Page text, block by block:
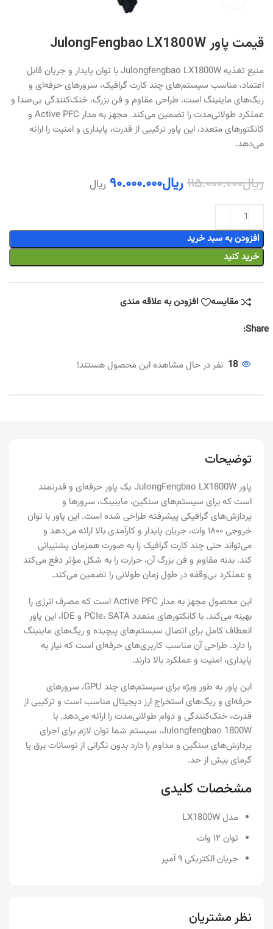
قیمت پاور JulongFengbao LX1800W
منبع تغذیه Julongfengbao LX1800W با توان پایدار و جریان قابل
اعتماد، مناسب سیستم‌های چند کارت گرافیک، سرورهای حرفه‌ای و
ریگ‌های ماینینگ است. طراحی مقاوم و فن بزرگ، خنک‌کنندگی بی‌صدا و
عملکرد طولانی‌مدت را تضمین می‌کند. مجهز به مدار Active PFC و
کانکتورهای متعدد، این پاور ترکیبی از قدرت، پایداری و امنیت را ارائه
می‌دهد.
ریال۱۱۵.۰۰۰.۰۰۰ریال۹۰.۰۰۰.۰۰۰ ریال
افزودن به سبد خرید
خرید کنید
مقایسه
افزودن به علاقه مندی
Share:
18 نفر در حال مشاهده این محصول هستند!
توضیحات
پاور JulongFengbao LX1800W یک پاور حرفه‌ای و قدرتمند
است که برای سیستم‌های سنگین، ماینینگ، سرورها و
پردازش‌های گرافیکی پیشرفته طراحی شده است. این پاور با توان
خروجی ۱۸۰۰ وات، جریان پایدار و کارآمدی بالا ارائه می‌دهد و
می‌تواند حتی چند کارت گرافیک را به صورت همزمان پشتیبانی
کند. بدنه مقاوم و فن بزرگ آن، حرارت را به شکل مؤثر دفع می‌کند
و عملکرد بی‌وقفه در طول زمان طولانی را تضمین می‌کند.
این محصول مجهز به مدار Active PFC است که مصرف انرژی را
بهینه می‌کند. با کانکتورهای متعدد PCIe، SATA و IDE، این پاور
انعطاف کامل برای اتصال سیستم‌های پیچیده و ریگ‌های ماینینگ
را دارد. طراحی آن مناسب کاربری‌های حرفه‌ای است که نیاز به
پایداری، امنیت و عملکرد بالا دارند.
این پاور به طور ویژه برای سیستم‌های چند GPU، سرورهای
حرفه‌ای و ریگ‌های استخراج ارز دیجیتال مناسب است و ترکیبی از
قدرت، خنک‌کنندگی و دوام طولانی‌مدت را ارائه می‌دهد. با
Julongfengbao 1800W، سیستم شما توان لازم برای اجرای
پردازش‌های سنگین و مداوم را دارد بدون نگرانی از نوسانات برق یا
گرمای بیش از حد.
مشخصات کلیدی
مدل LX1800W
توان ۱۲ وات
جریان الکتریکی ۹ آمپر
نظر مشتریان